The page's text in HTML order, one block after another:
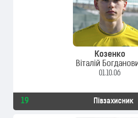
Козенко
Віталій
01.10.06
19 Півзахисник